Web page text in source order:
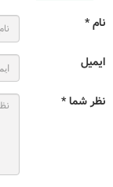
نام *
ایمیل
نظر شما *